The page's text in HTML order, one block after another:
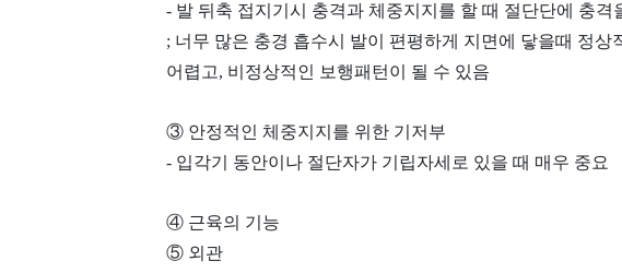
- 발 뒤축 접지기시 충격과 체중지지를 할 때 절단단에 충
; 너무 많은 충경 흡수시 발이 편평하게 지면에 닿을때 정상
어렵고, 비정상적인 보행패턴이 될 수 있음
③ 안정적인 체중지지를 위한 기저부
- 입각기 동안이나 절단자가 기립자세로 있을 때 매우 중요
④ 근육의 기능
⑤ 외관